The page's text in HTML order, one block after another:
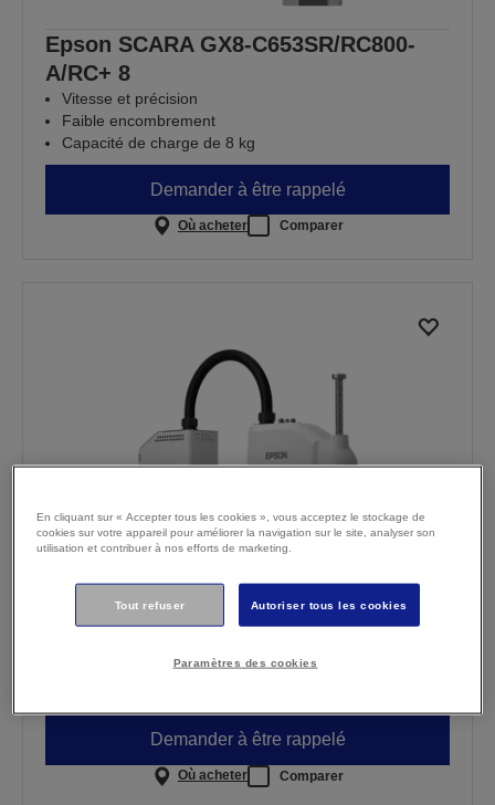
Epson SCARA GX8-C653SR/RC800-
A/RC+ 8
Vitesse et précision
Faible encombrement
Capacité de charge de 8 kg
Demander à être rappelé
Où acheter Comparer
Epson SCARA T6-B602S
Portée de 600 mm (longueur de bras)
Demander à être rappelé
Où acheter Comparer
En cliquant sur « Accepter tous les cookies », vous acceptez le stockage de
cookies sur votre appareil pour améliorer la navigation sur le site, analyser son
utilisation et contribuer à nos efforts de marketing.
Tout refuser Autoriser tous les cookies
Paramètres des cookies